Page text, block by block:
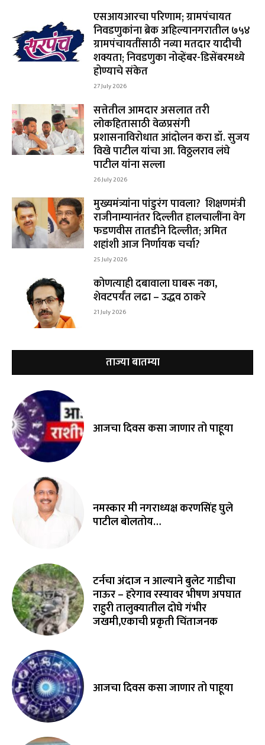
एसआयआरचा परिणाम; ग्रामपंचायत
निवडणुकांना ब्रेक अहिल्यानगरातील ७५४
ग्रामपंचायतींसाठी नव्या मतदार यादीची
शक्यता; निवडणुका नोव्हेंबर-डिसेंबरमध्ये
होण्याचे संकेत
27 July 2026
सत्तेतील आमदार असलात तरी
लोकहितासाठी वेळप्रसंगी
प्रशासनाविरोधात आंदोलन करा डॉ. सुजय
विखे पाटील यांचा आ. विठ्ठलराव लंघे
पाटील यांना सल्ला
26 July 2026
मुख्यमंत्र्यांना पांडुरंग पावला? शिक्षणमंत्री
राजीनाम्यानंतर दिल्लीत हालचालींना वेग
फडणवीस तातडीने दिल्लीत; अमित
शहांशी आज निर्णायक चर्चा?
25 July 2026
कोणत्याही दबावाला घाबरू नका,
शेवटपर्यंत लढा – उद्धव ठाकरे
21 July 2026
ताज्या बातम्या
आजचा दिवस कसा जाणार तो पाहूया
नमस्कार मी नगराध्यक्ष करणसिंह घुले
पाटील बोलतोय…
टर्नचा अंदाज न आल्याने बुलेट गाडीचा
नाऊर – हरेगाव रस्यावर भीषण अपघात
राहुरी तालुक्यातील दोघे गंभीर
जखमी,एकाची प्रकृती चिंताजनक
आजचा दिवस कसा जाणार तो पाहूया